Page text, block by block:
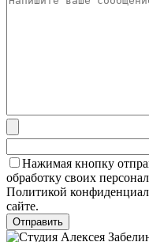
Нажимая кнопку
обработку своих
Политикой
сайте.